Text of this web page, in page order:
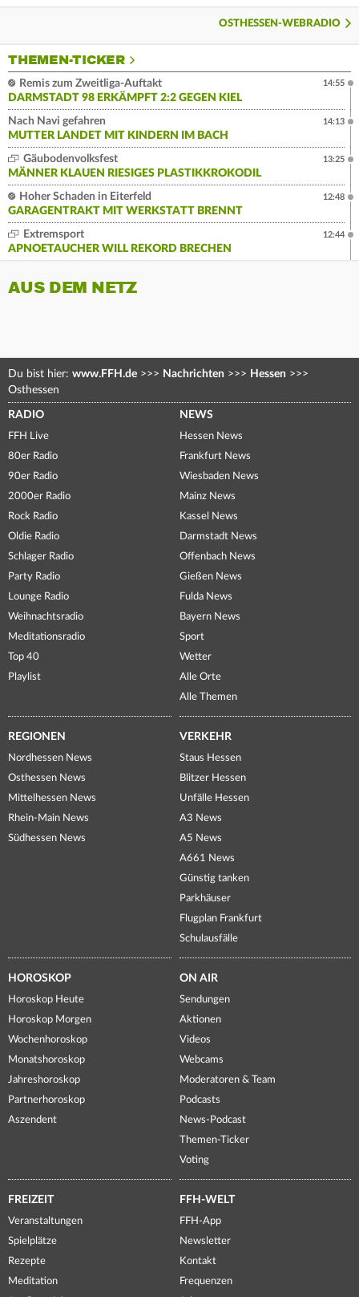
OSTHESSEN-WEBRADIO
THEMEN-TICKER
Remis zum Zweitliga-Auftakt
DARMSTADT 98 ERKÄMPFT 2:2 GEGEN KIEL
14:55
Nach Navi gefahren
MUTTER LANDET MIT KINDERN IM BACH
14:13
Gäubodenvolksfest
MÄNNER KLAUEN RIESIGES PLASTIKKROKODIL
13:25
Hoher Schaden in Eiterfeld
GARAGENTRAKT MIT WERKSTATT BRENNT
12:48
Extremsport
APNOETAUCHER WILL REKORD BRECHEN
12:44
AUS DEM NETZ
Du bist hier: www.FFH.de >>> Nachrichten >>> Hessen >>>
Osthessen
RADIO
FFH Live
80er Radio
90er Radio
2000er Radio
Rock Radio
Oldie Radio
Schlager Radio
Party Radio
Lounge Radio
Weihnachtsradio
Meditationsradio
Top 40
Playlist
NEWS
Hessen News
Frankfurt News
Wiesbaden News
Mainz News
Kassel News
Darmstadt News
Offenbach News
Gießen News
Fulda News
Bayern News
Sport
Wetter
Alle Orte
Alle Themen
REGIONEN
Nordhessen News
Osthessen News
Mittelhessen News
Rhein-Main News
Südhessen News
VERKEHR
Staus Hessen
Blitzer Hessen
Unfälle Hessen
A3 News
A5 News
A661 News
Günstig tanken
Parkhäuser
Flugplan Frankfurt
Schulausfälle
HOROSKOP
Horoskop Heute
Horoskop Morgen
Wochenhoroskop
Monatshoroskop
Jahreshoroskop
Partnerhoroskop
Aszendent
ON AIR
Sendungen
Aktionen
Videos
Webcams
Moderatoren & Team
Podcasts
News-Podcast
Themen-Ticker
Voting
FREIZEIT
Veranstaltungen
Spielplätze
Rezepte
Meditation
FFH-WELT
FFH-App
Newsletter
Kontakt
Frequenzen